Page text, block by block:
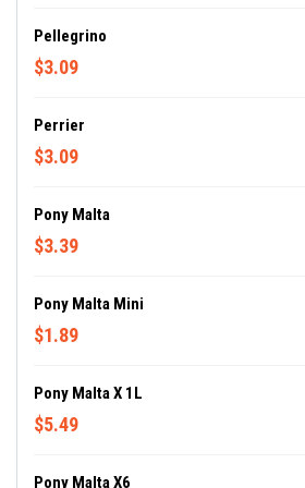
Pellegrino
$3.09
Perrier
$3.09
Pony Malta
$3.39
Pony Malta Mini
$1.89
Pony Malta X 1L
$5.49
Pony Malta X6